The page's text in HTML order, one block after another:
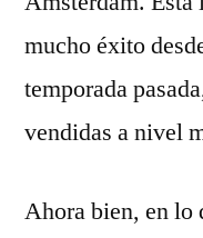
mucho éxito
temporada
vendidas a nivel
Ahora bien, en lo